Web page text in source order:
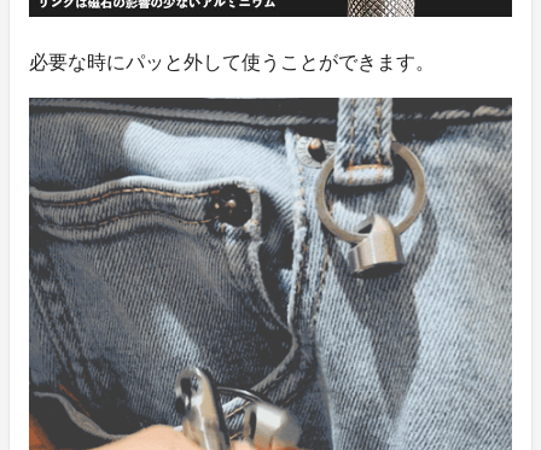
必要な時にパッと外して使うことができます。